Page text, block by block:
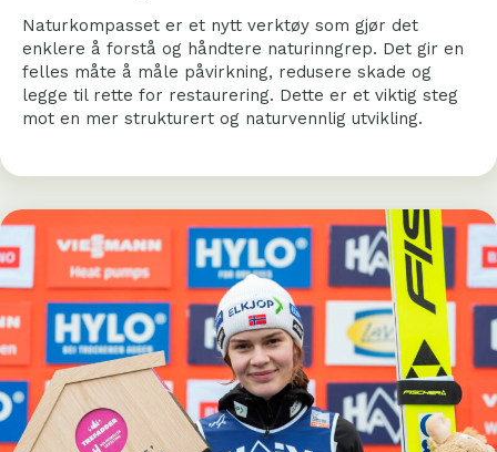
Naturkompasset er et nytt verktøy som gjør det
enklere å forstå og håndtere naturinngrep. Det gir en
felles måte å måle påvirkning, redusere skade og
legge til rette for restaurering. Dette er et viktig steg
mot en mer strukturert og naturvennlig utvikling.